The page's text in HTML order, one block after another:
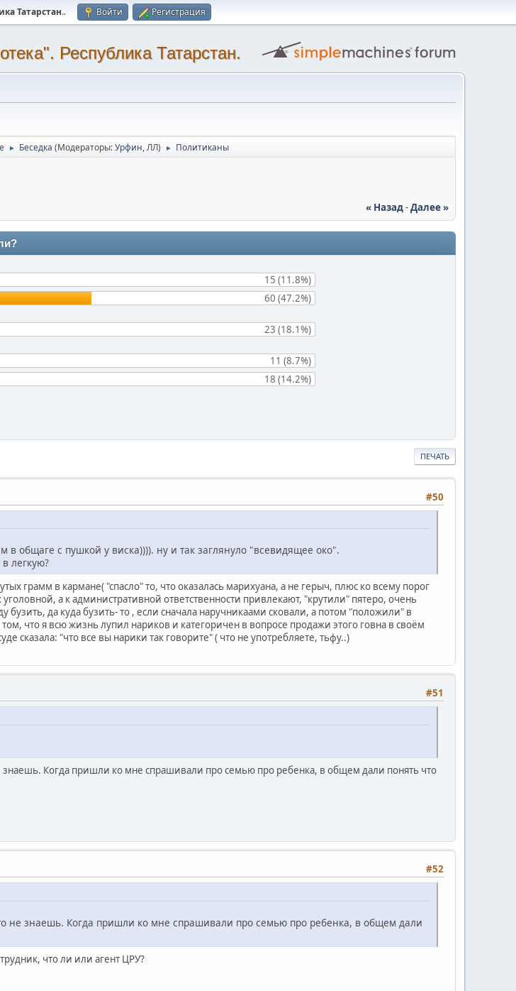
Татарстан.. Войти Регистрация
Республика Татарстан.
► Беседка (Модераторы:Урфин,ЛЛ) ► Политиканы
« Назад-Далее »
15 (11.8%)
60 (47.2%)
23 (18.1%)
11 (8.7%)
18 (14.2%)
ПЕЧАТЬ
#50
в общаге с пушкой у виска)))). ну и так заглянуло "всевидящее око".
легкую?
грамм в кармане( "спасло" то, что оказалась марихуана, а не герыч, плюс ко всему порог
а к административной ответственности привлекают, "крутили" пятеро, очень
да куда бузить- то , если сначала наручникаами сковали, а потом "положили" в
что я всю жизнь лупил нариков и категоричен в вопросе продажи этого говна в своём
сказала: "что все вы нарики так говорите" ( что не употребляете, тьфу..)
#51
Когда пришли ко мне спрашивали про семью про ребенка, в общем дали понять что
#52
не знаешь. Когда пришли ко мне спрашивали про семью про ребенка, в общем дали
что ли или агент ЦРУ?